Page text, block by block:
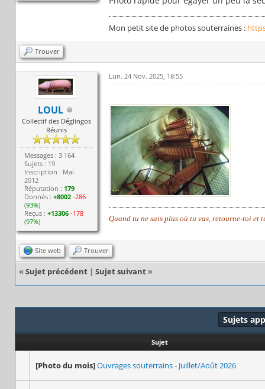
Mon petit site de photos souterraines :
Trouver
LOUL
Collectif des Déglingos
Réunis
Messages : 3 164
Sujets : 19
Inscription : Mai
2012
Réputation : 179
Donnés :+8002 -286
(93%)
Reçus :+13306 -178
(97%)
Lun. 24 Nov. 2025, 18:55
Quand tu ne sais plus où tu vas, retourne-toi
Site web Trouver
« Sujet précédent | Sujet suivant »
Sujets
Sujet
[Photo du mois]Ouvrages souterrains - Juillet/Août 2026